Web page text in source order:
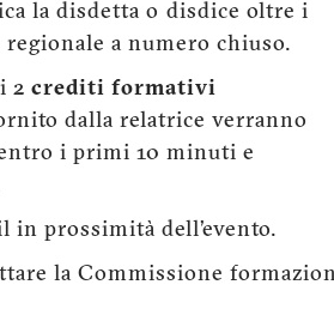
la disdetta o disdice oltre i
a numero chiuso.
2 crediti formativi
dalla relatrice verranno
i primi 10 minuti e
prossimità dell’evento.
la Commissione